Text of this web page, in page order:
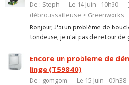
De : Steph — Le 14 Juin - 10h30 —
débroussailleuse > Greenworks
Bonjour, J'ai un problème de
tondeuse, je n'ai pas de retour de
Encore un probleme de
linge (T59840)
De : gomgom — Le 15 Juin -